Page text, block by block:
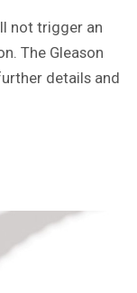
not trigger an
The Gleason
details and